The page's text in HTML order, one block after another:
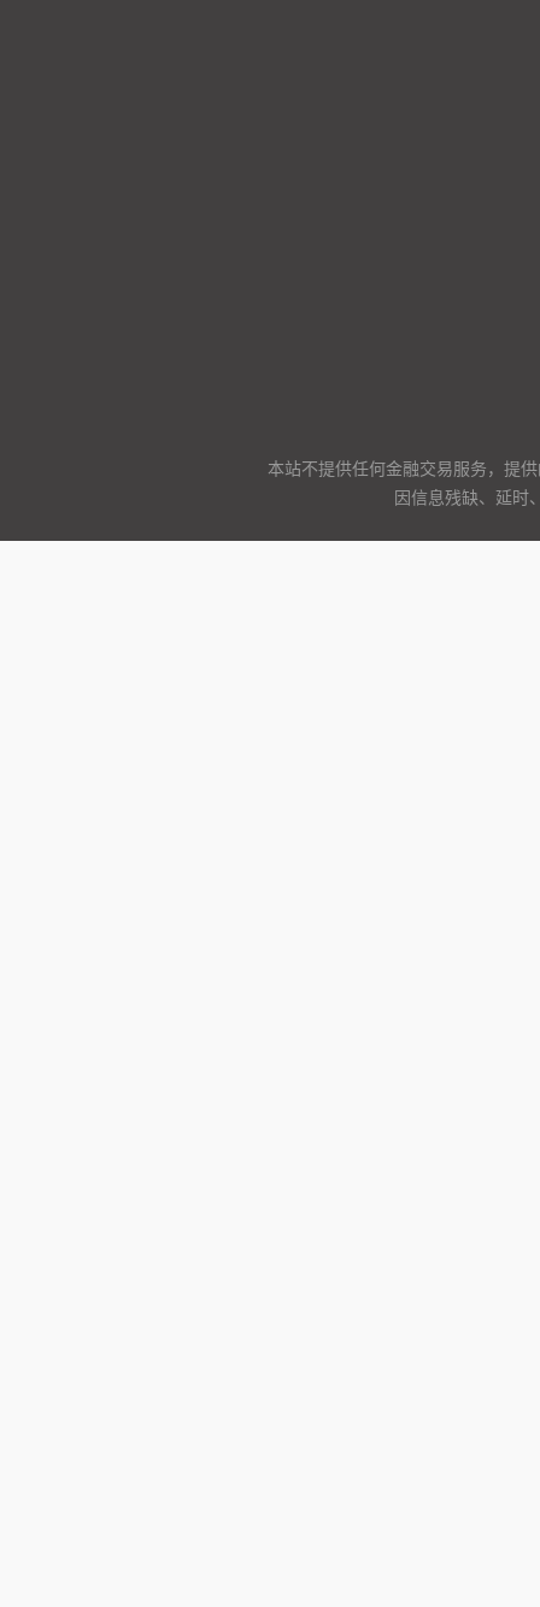
本站不提供任何金融交易服务，提
因信息残缺、延时